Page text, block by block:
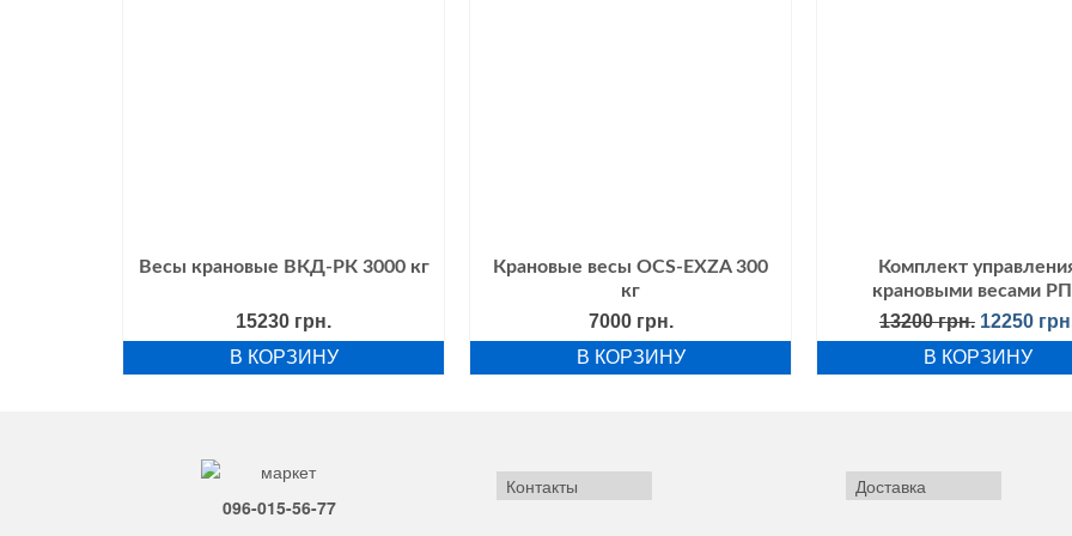
Весы крановые ВКД-РК 3000 кг
15230 грн.
В КОРЗИНУ
Крановые весы OCS-EXZA 300
кг
7000 грн.
В КОРЗИНУ
Комплект
крановыми весами
13200грн.
цена
12250
В КОРЗИНУ
096-015-56-77
Контакты Доставка